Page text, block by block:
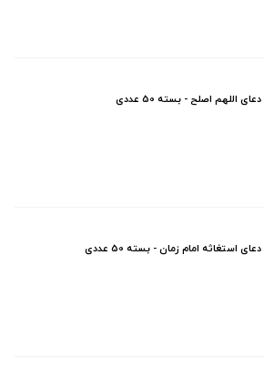
اللهم اصلح - بسته 50 عددی
استغاثه امام زمان - بسته 50 عددی